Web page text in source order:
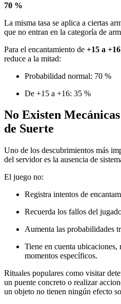
70 %
La misma tasa se aplica a ciertas
que no entran en la categoría de
Para el encantamiento de +15 a +16
reduce a la mitad:
Probabilidad normal: 70 %
De +15 a +16: 35 %
No Existen
de Suerte
Uno de los descubrimientos más
del servidor es la ausencia de
El juego no:
Registra intentos de
Recuerda los fallos del
Aumenta las probabilidades
Tiene en cuenta ubicaciones,
momentos específicos.
Rituales populares como visitar
un puente concreto o realizar
un objeto no tienen ningún efecto